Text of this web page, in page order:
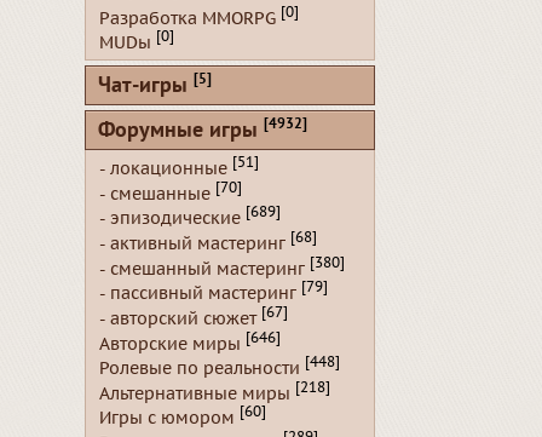
Разработка MMORPG [0]
MUDы [0]
Чат-игры [5]
Форумные игры [4932]
- локационные [51]
- смешанные [70]
- эпизодические [689]
- активный мастеринг [68]
- смешанный мастеринг [380]
- пассивный мастеринг [79]
- авторский сюжет [67]
Авторские миры [646]
Ролевые по реальности [448]
Альтернативные миры [218]
Игры с юмором [60]